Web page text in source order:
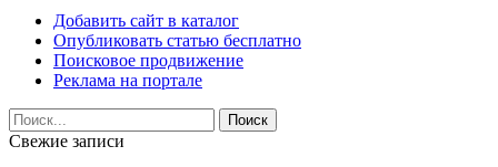
Добавить сайт в каталог
Опубликовать статью бесплатно
Поисковое продвижение
Реклама на портале
Свежие записи